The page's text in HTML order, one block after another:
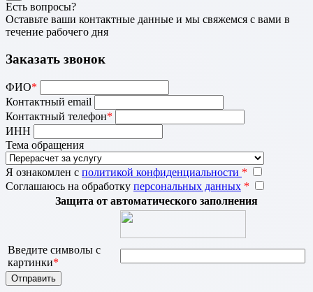
Есть вопросы?
Оставьте ваши контактные данные и мы свяжемся с вами в
течение рабочего дня
Заказать звонок
ФИО*
Контактный email
Контактный телефон*
ИНН
Тема обращения
Я ознакомлен с политикой конфиденциальности *
Соглашаюсь на обработку персональных данных *
Защита от автоматического заполнения
Введите символы с
картинки*